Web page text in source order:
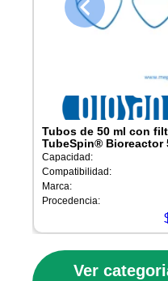
Tubos de 50 ml con
TubeSpin® Bioreactor
Capacidad:
Compatibilidad:
Marca:
Procedencia:
Ver